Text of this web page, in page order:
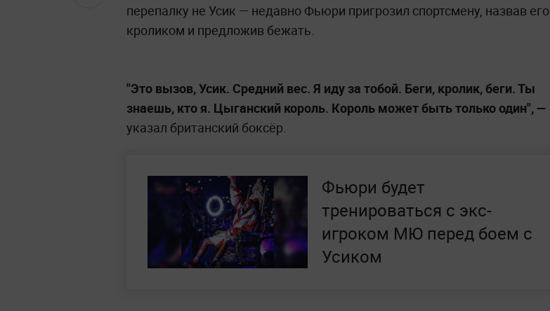
перепалку не Усик — недавно Фьюри пригрозил спортсмену, назвав его
кроликом и предложив бежать.
"Это вызов, Усик. Средний вес. Я иду за тобой. Беги, кролик, беги. Ты
знаешь, кто я. Цыганский король. Король может быть только один", —
указал британский боксёр.
Фьюри будет
тренироваться с экс-
игроком МЮ перед боем с
Усиком